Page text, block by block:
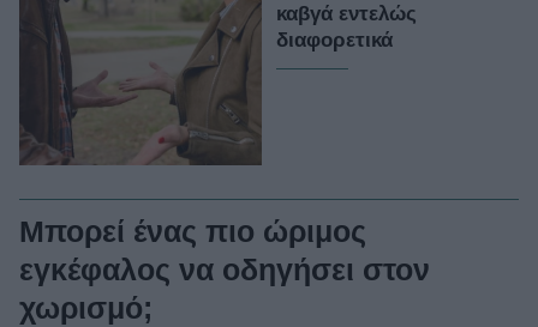
καβγά εντελώς
διαφορετικά
Μπορεί ένας πιο ώριμος
εγκέφαλος να οδηγήσει στον
χωρισμό;